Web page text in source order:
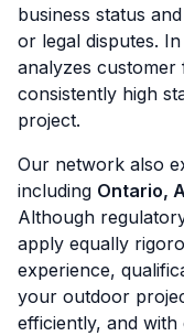
business status
or legal disputes.
analyzes customer
consistently high
project.
Our network also
including Ontario,
Although
apply equally
experience,
your outdoor
efficiently, and